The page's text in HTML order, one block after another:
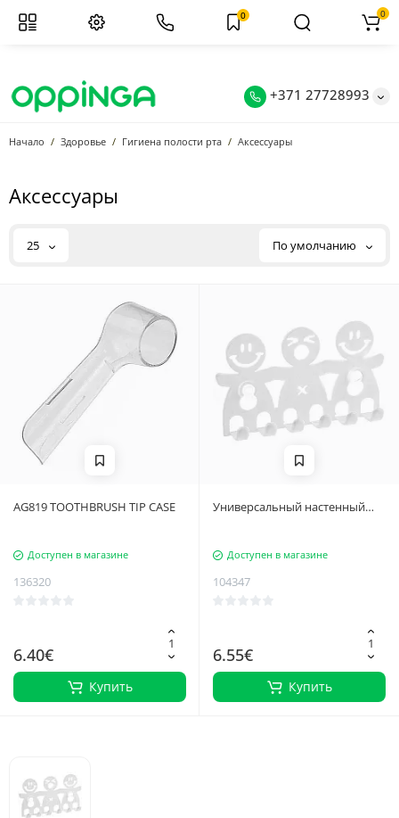
+371 27728993
0 0
Начало Здоровье Гигиена полости рта Аксессуары
Аксессуары
25 По умолчанию
AG819 TOOTHBRUSH TIP CASE
Доступен в магазине
136320
6.40€
Купить
Универсальный настенный
Доступен в магазине
104347
6.55€
Купить